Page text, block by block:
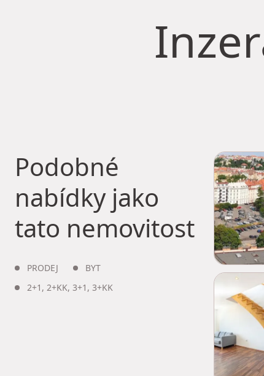
Podobné
nabídky jako
tato nemovitost
PRODEJ
BYT
2+1 , 2+KK, 3+1 , 3+KK